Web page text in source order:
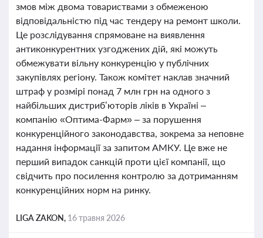
змов між двома товариствами з обмеженою
відповідальністю під час тендеру на ремонт школи.
Це розслідування спрямоване на виявлення
антиконкурентних узгоджених дій, які можуть
обмежувати вільну конкуренцію у публічних
закупівлях регіону. Також комітет наклав значний
штраф у розмірі понад 7 млн грн на одного з
найбільших дистриб’юторів ліків в Україні –
компанію «Оптима-Фарм» – за порушення
конкуренційного законодавства, зокрема за неповне
надання інформації за запитом АМКУ. Це вже не
перший випадок санкцій проти цієї компанії, що
свідчить про посилення контролю за дотриманням
конкуренційних норм на ринку.
LIGA ZAKON, 16 травня 2026